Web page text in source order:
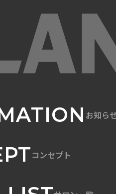
お知ら
コンセプト